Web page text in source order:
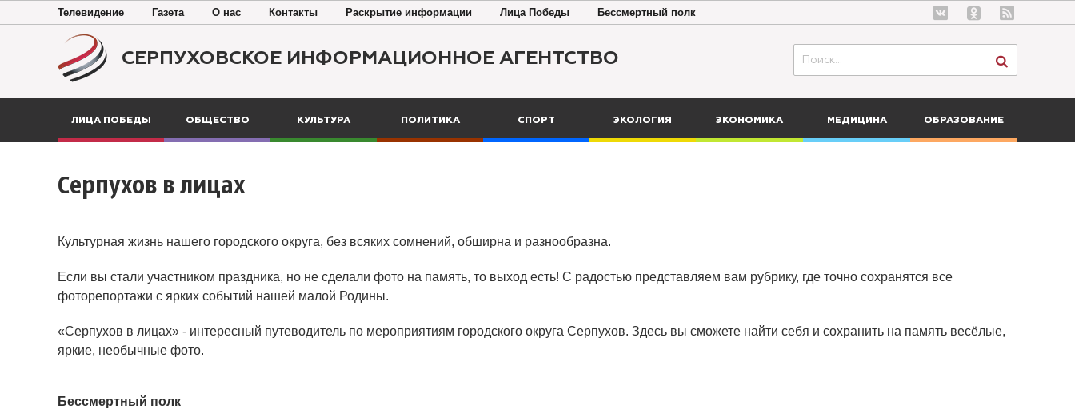
Телевидение Газета О нас Контакты Раскрытие информации Лица Победы Бессмертный полк
СЕРПУХОВСКОЕ ИНФОРМАЦИОННОЕ АГЕНТСТВО
ЛИЦА ПОБЕДЫ ОБЩЕСТВО КУЛЬТУРА ПОЛИТИКА СПОРТ ЭКОЛОГИЯ ЭКОНОМИКА МЕДИЦИНА ОБРАЗОВАНИЕ
Серпухов в лицах
Культурная жизнь нашего городского округа, без всяких сомнений, обширна и разнообразна.
Если вы стали участником праздника, но не сделали фото на память, то выход есть! С радостью представляем вам рубрику, где точно сохранятся все
фоторепортажи с ярких событий нашей малой Родины.
«Серпухов в лицах» - интересный путеводитель по мероприятиям городского округа Серпухов. Здесь вы сможете найти себя и сохранить на память весёлые,
яркие, необычные фото.
Бессмертный полк